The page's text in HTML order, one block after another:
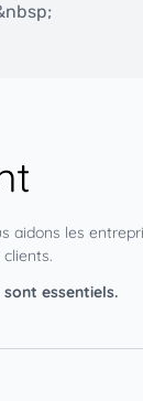
aidons les
sont essentiels.